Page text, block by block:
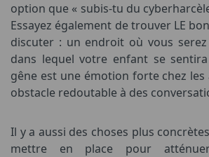
option que « subis-tu du
Essayez également de trouver LE
discuter : un endroit où vous
dans lequel votre enfant se
gêne est une émotion forte chez les
obstacle redoutable à des
Il y a aussi des choses plus
mettre en place pour